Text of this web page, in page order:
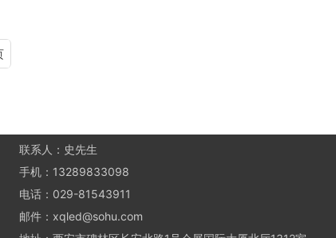
联系人：史先生
手机：13289833098
电话：029-81543911
邮件：xqled@sohu.com